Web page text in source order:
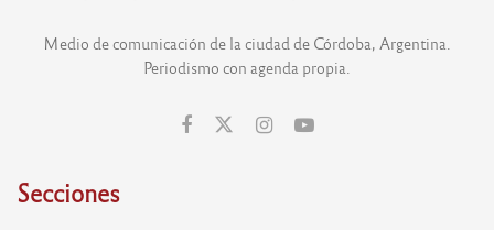
Medio de comunicación de la ciudad de Córdoba, Argentina.
Periodismo con agenda propia.
Secciones